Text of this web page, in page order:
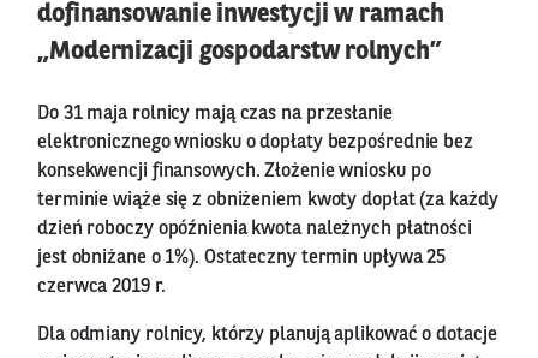
dofinansowanie inwestycji w ramach
„Modernizacji gospodarstw rolnych”
Do 31 maja rolnicy mają czas na przesłanie
elektronicznego wniosku o dopłaty bezpośrednie bez
konsekwencji finansowych. Złożenie wniosku po
terminie wiąże się z obniżeniem kwoty dopłat (za każdy
dzień roboczy opóźnienia kwota należnych płatności
jest obniżane o 1%). Ostateczny termin upływa 25
czerwca 2019 r.
Dla odmiany rolnicy, którzy planują aplikować o dotacje